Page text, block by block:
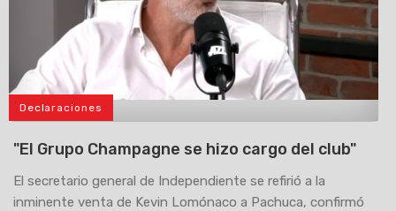
Declaraciones
"El Grupo Champagne se hizo cargo del club"
El secretario general de Independiente se refirió a la
inminente venta de Kevin Lomónaco a Pachuca, confirmó